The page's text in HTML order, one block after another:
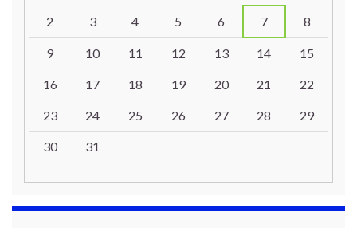
2 3 4 5 6 7 8
9 10 11 12 13 14 15
16 17 18 19 20 21 22
23 24 25 26 27 28 29
30 31